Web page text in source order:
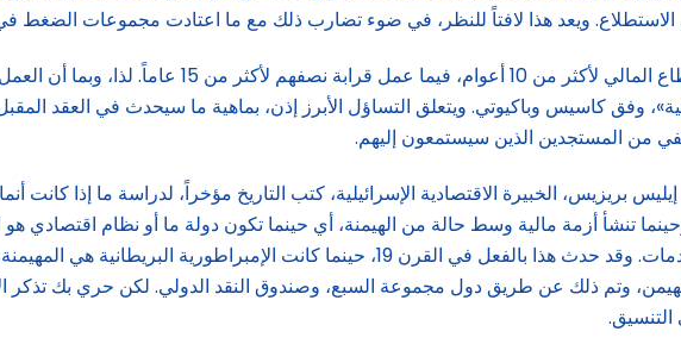
ويعد هذا لافتاً للنظر، في ضوء تضارب ذلك مع ما اعتادت مجموعات الضغط
وكشف استطلاع الرأي أيضاً، أن ثلثي هؤلاء المصرفيين عملوا في
الذاكرة المباشرة عن الأزمة «ستدوم 15 عاماً إضافية»، وفق كاسيس وباكيوتي. ويتعلق التساؤل الأبرز إذن، بماهية ما
من المستجدين الذين سيستمعون إليهم.
بريزيس، الخبيرة الاقتصادية الإسرائيلية، كتب التاريخ مؤخراً، لدراسة ما إذا كانت
تنشأ أزمة مالية وسط حالة من الهيمنة، أي حينما تكون دولة ما أو نظام اقتصادي هو
وتم ذلك عن طريق دول مجموعة السبع، وصندوق النقد الدولي. لكن حري بك تذكر